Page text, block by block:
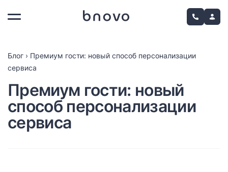
Блог › Премиум гости: новый способ персонализации
сервиса
Премиум гости: новый
способ персонализации
сервиса